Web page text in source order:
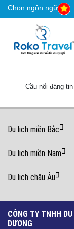
Chọn ngôn ngữ
Cầu nối đáng
Du lịch miền Bắc
Du lịch miền Nam
Du lịch châu Âu
CÔNG TY TNHH
DƯƠNG